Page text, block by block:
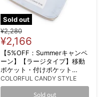
Sold out
Original
price
¥2,280
Current
price
¥2,166
【5%OFF：Summerキャンペ
ーン】【ラージタイプ】移動
ポケット・付けポケット
（2wayタイプ） ショルダー
ベルト付き くすみ無地 くすみ
ライトブルー
COLORFUL CANDY STYLE
Sold out